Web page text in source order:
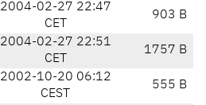
2004-02-27 22:47
CET
903 B
2004-02-27 22:51
CET
1757 B
2002-10-20 06:12
CEST
555 B